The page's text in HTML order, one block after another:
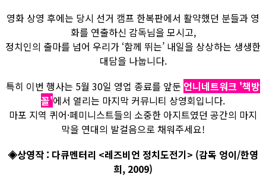
영화 상영 후에는 당시 선거 캠프 한복판에서 활약했던 분들과 영
화를 연출하신 감독님을 모시고,
정치인의 출마를 넘어 우리가 ‘함께 뛰는’ 내일을 상상하는 생생한
대담을 나눕니다.
특히 이번 행사는 5월 30일 영업 종료를 앞둔 언니네트워크 '책방
꼴'에서 열리는 마지막 커뮤니티 상영회입니다.
마포 지역 퀴어·페미니스트들의 소중한 아지트였던 공간의 마지
막을 연대의 발걸음으로 채워주세요!
◈상영작 : 다큐멘터리 <레즈비언 정치도전기> (감독 엉이/한영
희, 2009)